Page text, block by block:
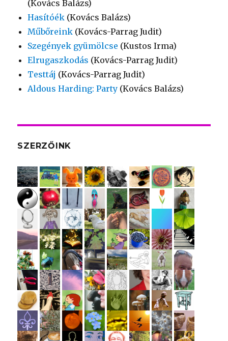
(Kovács Balázs)
Hasítóék (Kovács Balázs)
Műbőreink (Kovács-Parrag Judit)
Szegények gyümölcse (Kustos Irma)
Elrugaszkodás (Kovács-Parrag Judit)
Testtáj (Kovács-Parrag Judit)
Aldous Harding: Party (Kovács Balázs)
SZERZŐINK